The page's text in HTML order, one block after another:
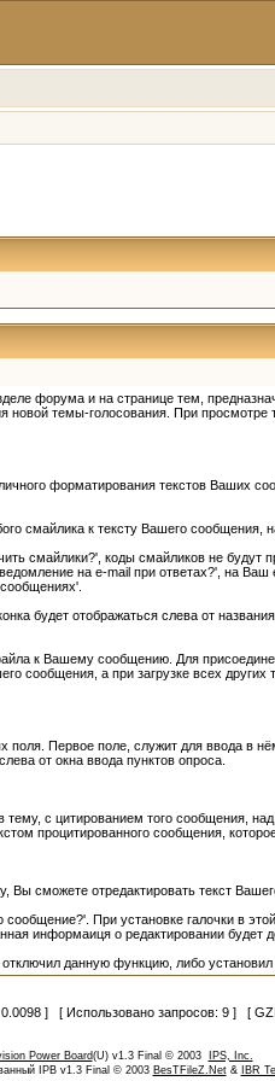
форума и на странице тем,
темы-голосования. При
форматирования текстов Ваших
к тексту Вашего сообщения,
смайлики?', коды смайликов не будут
на e-mail при ответах?', на
будет отображаться слева от
к Вашему сообщению. Для
сообщения, а при загрузке всех
Первое поле, служит для ввода в
от окна ввода пунктов опроса.
с цитированием того сообщения,
процитированного сообщения,
сможете отредактировать текст
При установке галочки в
информаиця о редактировании будет
данную функцию, либо
0.0098 ] [ Использовано запросов: 9 ] [
Power Board(U) v1.3 Final © 2003
IPS, Inc.
IPB v1.3 Final © 2003 BesTFileZ.Net& IBR